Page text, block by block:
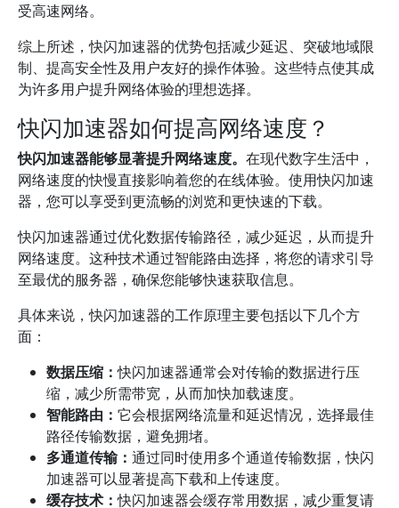
受高速网络。
综上所述，快闪加速器的优势包括减少延迟、突破地域限
制、提高安全性及用户友好的操作体验。这些特点使其成
为许多用户提升网络体验的理想选择。
快闪加速器如何提高网络速度？
快闪加速器能够显著提升网络速度。 在现代数字生活中，
网络速度的快慢直接影响着您的在线体验。使用快闪加速
器，您可以享受到更流畅的浏览和更快速的下载。
快闪加速器通过优化数据传输路径，减少延迟，从而提升
网络速度。这种技术通过智能路由选择，将您的请求引导
至最优的服务器，确保您能够快速获取信息。
具体来说，快闪加速器的工作原理主要包括以下几个方
面：
数据压缩：快闪加速器通常会对传输的数据进行压
缩，减少所需带宽，从而加快加载速度。
智能路由： 它会根据网络流量和延迟情况，选择最佳
路径传输数据，避免拥堵。
多通道传输： 通过同时使用多个通道传输数据，快闪
加速器可以显著提高下载和上传速度。
缓存技术：快闪加速器会缓存常用数据，减少重复请